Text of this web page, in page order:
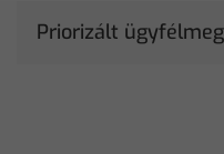
Priorizált